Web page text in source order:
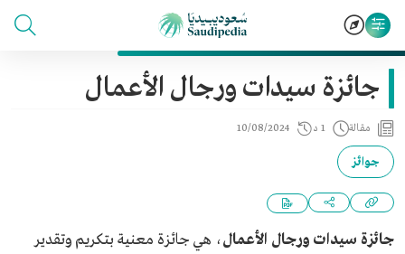
جائزة سيدات ورجال الأعمال
مقالة 1 د 10/08/2024
جوائز
جائزة سيدات ورجال الأعمال، هي جائزة معنية بتكريم وتقدير